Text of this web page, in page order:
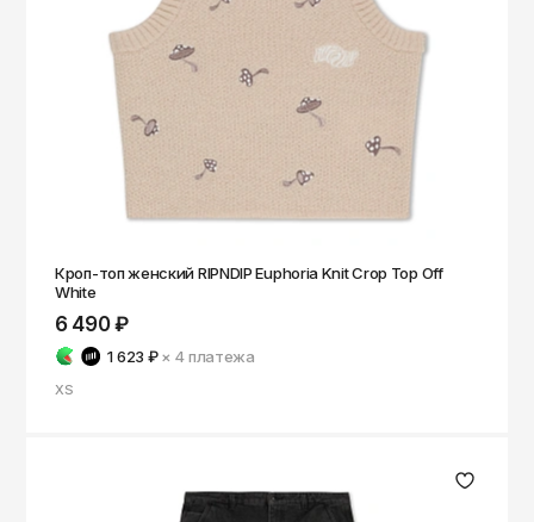
Кроп-топ женский RIPNDIP Euphoria Knit Crop Top Off
White
6 490 ₽
1 623 ₽ × 4платежа
XS
Южно-Сахалинск
Ярославль